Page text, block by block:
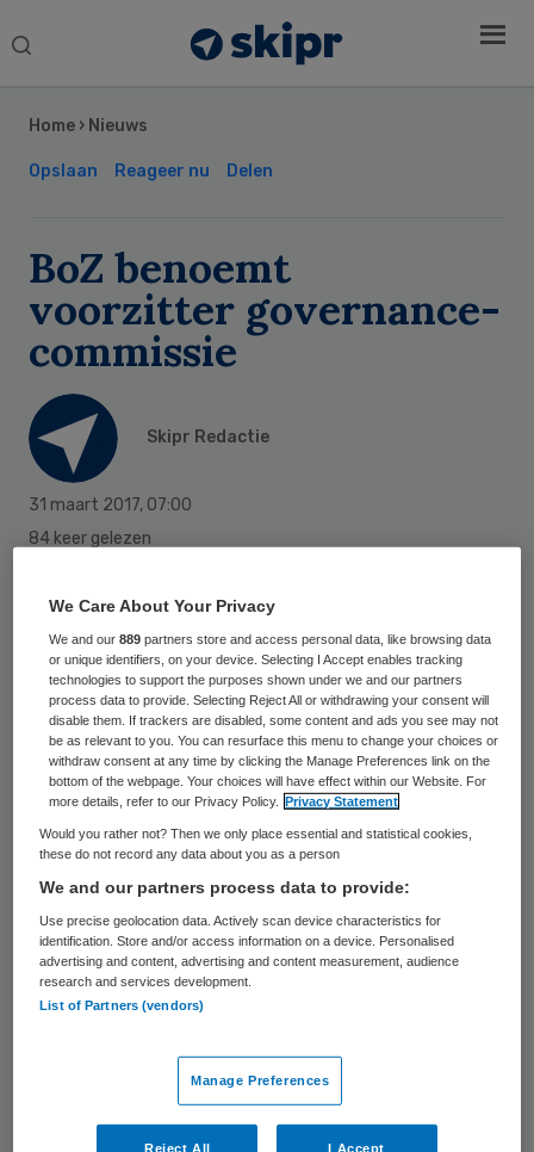
Search
Home › Nieuws
Opslaan Reageer nu Delen
BoZ benoemt
voorzitter governance-
commissie
Skipr Redactie
31 maart 2017, 07:00
84 keer gelezen
Hoogleraar Edith Hooge is benoemd tot
voorzitter van de Governance innovatie- en
adviescommissie van de koepel
Brancheorganisaties Zorg (BoZ).
Bij het vaststellen van de nieuwe
Governancecode Zorg 2017, die sinds 1
januari van kracht is, hebben de
brancheorganisaties in de zorg
afgesproken dat er een Governance
innovatie- en adviescommissie zal worden
geïnstalleerd. Deze commissie kan
governancevraagstukken en thematisch
onderzoek doen naar de ontwikkeling van
de governance in de zorg.
Sidebar
We Care About Your Privacy
We and our889 partners store and access personal data, like browsing data
or unique identifiers, on your device. Selecting I Accept enables tracking
technologies to support the purposes shown under we and our partners
process data to provide. Selecting Reject All or withdrawing your consent will
disable them. If trackers are disabled, some content and ads you see may not
be as relevant to you. You can resurface this menu to change your choices or
withdraw consent at any time by clicking the Manage Preferences link on the
bottom of the webpage. Your choices will have effect within our Website. For
more details, refer to our Privacy Policy.
Privacy Statement
Would you rather not? Then we only place essential and statistical cookies,
these do not record any data about you as a person
We and our partners process data to provide:
Use precise geolocation data. Actively scan device characteristics for
identification. Store and/or access information on a device. Personalised
advertising and content, advertising and content measurement, audience
research and services development.
List of Partners (vendors)
Manage Preferences
Reject All I Accept